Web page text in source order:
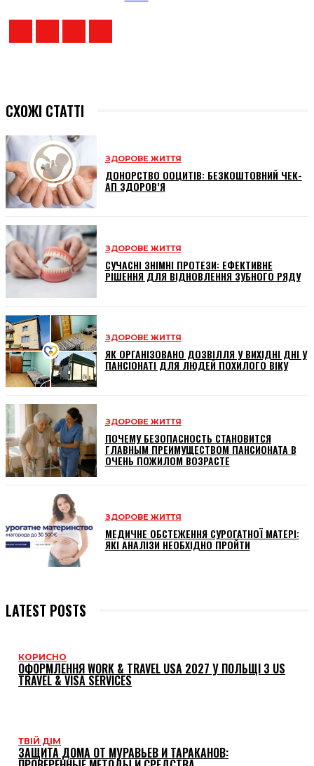
СХОЖІ СТАТТІ
ЗДОРОВЕ ЖИТТЯ
ДОНОРСТВО ООЦИТІВ: БЕЗКОШТОВНИЙ ЧЕК-
АП ЗДОРОВ’Я
ЗДОРОВЕ ЖИТТЯ
СУЧАСНІ ЗНІМНІ ПРОТЕЗИ: ЕФЕКТИВНЕ
РІШЕННЯ ДЛЯ ВІДНОВЛЕННЯ ЗУБНОГО РЯДУ
ЗДОРОВЕ ЖИТТЯ
ЯК ОРГАНІЗОВАНО ДОЗВІЛЛЯ У ВИХІДНІ ДНІ У
ПАНСІОНАТІ ДЛЯ ЛЮДЕЙ ПОХИЛОГО ВІКУ
ЗДОРОВЕ ЖИТТЯ
ПОЧЕМУ БЕЗОПАСНОСТЬ СТАНОВИТСЯ
ГЛАВНЫМ ПРЕИМУЩЕСТВОМ ПАНСИОНАТА В
ОЧЕНЬ ПОЖИЛОМ ВОЗРАСТЕ
ЗДОРОВЕ ЖИТТЯ
МЕДИЧНЕ ОБСТЕЖЕННЯ СУРОГАТНОЇ МАТЕРІ:
ЯКІ АНАЛІЗИ НЕОБХІДНО ПРОЙТИ
LATEST POSTS
КОРИСНО
ОФОРМЛЕННЯ WORK & TRAVEL USA 2027 У ПОЛЬЩІ З US
TRAVEL & VISA SERVICES
ТВІЙ ДІМ
ЗАЩИТА ДОМА ОТ МУРАВЬЕВ И ТАРАКАНОВ: